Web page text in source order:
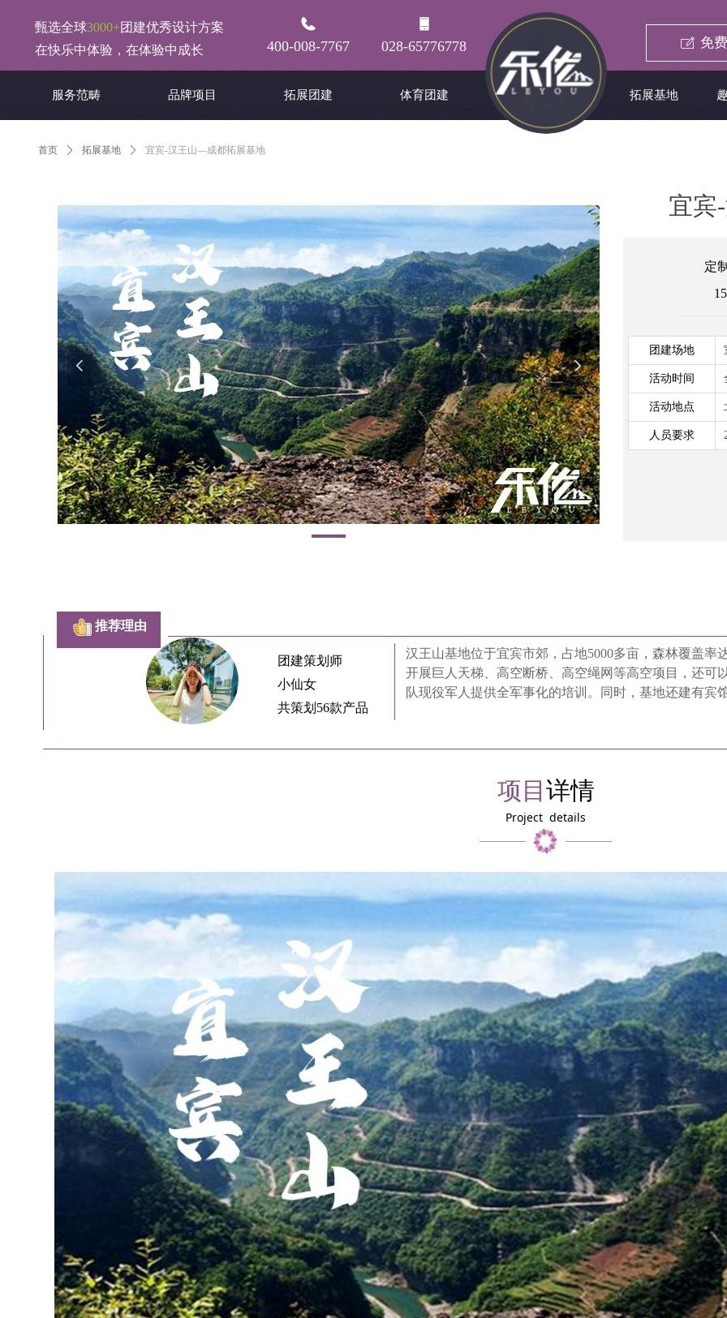
服务范畴 品牌项目 拓展团建 体育团建 拓展基地
ꂐ 免
甄选全球3000+团建优秀设计方案
在快乐中体验，在体验中成长
400-008-7767 028-65776778
首页 ꄲ 拓展基地 ꄲ 宜宾-汉王山—成都拓展基地
宜宾
团建策划师
小仙女
共策划56款产品
推荐理由
汉王山基地位于宜宾市郊，占地5000多亩，森林覆盖
开展巨人天梯、高空断桥、高空绳网等高空项目，还可
队现役军人提供全军事化的培训。同时，基地还建有
定
团建场地
活动时间
活动地点
人员要求
项目详情
Project details
넳 넲